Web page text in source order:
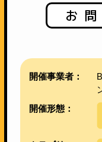
お
開催事業者：
開催形態：